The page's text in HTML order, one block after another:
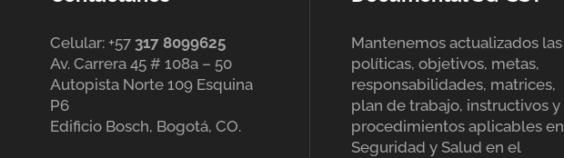
Celular: +57 317 8099625
Av. Carrera 45 # 108a – 50
Autopista Norte 109 Esquina
P6
Edificio Bosch, Bogotá, CO.
Mantenemos actualizados las
políticas, objetivos, metas,
responsabilidades, matrices,
plan de trabajo, instructivos y
procedimientos aplicables en
Seguridad y Salud en el